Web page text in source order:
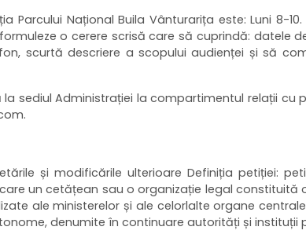
Parcului Național Buila Vânturarița este: Luni 8-
o cerere scrisă care să cuprindă: datele
scurtă descriere a scopului audienței și să
sediul Administrației la compartimentul relații
și modificările ulterioare Definiția petiției:
un cetățean sau o organizație legal
ale ministerelor și ale celorlalte organe
denumite în continuare autorități și instituții